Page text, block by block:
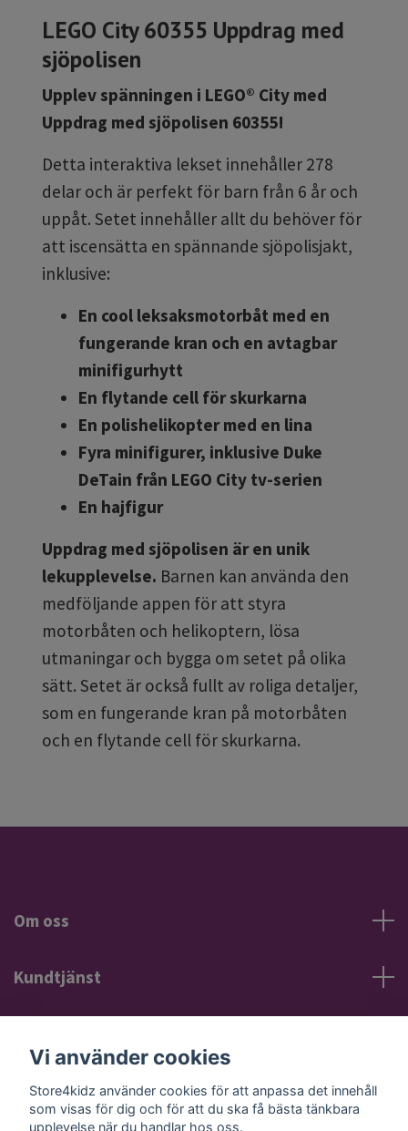
LEGO City 60355 Uppdrag med
sjöpolisen
Upplev spänningen i LEGO® City med
Uppdrag med sjöpolisen 60355!
Detta interaktiva lekset innehåller 278
delar och är perfekt för barn från 6 år och
uppåt. Setet innehåller allt du behöver för
att iscensätta en spännande sjöpolisjakt,
inklusive:
En cool leksaksmotorbåt med en
fungerande kran och en avtagbar
minifigurhytt
En flytande cell för skurkarna
En polishelikopter med en lina
Fyra minifigurer, inklusive Duke
DeTain från LEGO City tv-serien
En hajfigur
Uppdrag med sjöpolisen är en unik
lekupplevelse. Barnen kan använda den
medföljande appen för att styra
motorbåten och helikoptern, lösa
utmaningar och bygga om setet på olika
sätt. Setet är också fullt av roliga detaljer,
som en fungerande kran på motorbåten
och en flytande cell för skurkarna.
Om oss
Kundtjänst
Sociala medier
Vi använder cookies
Store4kidz använder cookies för att anpassa det innehåll
som visas för dig och för att du ska få bästa tänkbara
upplevelse när du handlar hos oss.